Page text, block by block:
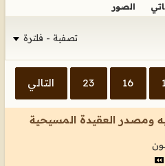
الصور
تصفية - فلترة
16
23 التالي
ومصدر العقيدة المسيحية